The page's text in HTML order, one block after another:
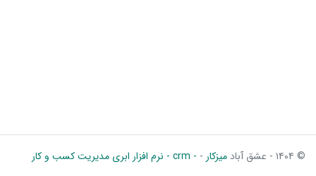
© ۱۴۰۴ - عشق آباد میزکار - - crm - نرم افزار ابری مدیریت کسب و کار